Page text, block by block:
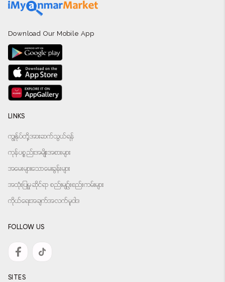
Download Our Mobile App
LINKS
ကျွန်ုပ်တို့အားဆက်သွယ်ရန်
ကုန်ပစ္စည်းအမျိုးအစားများ
အမေးများသောမေးခွန်းများ
အသုံးပြုမှုဆိုင်ရာ စည်းမျဉ်းစည်းကမ်းများ
ကိုယ်ရေးအချက်အလက်မူဝါဒ
FOLLOW US
SITES